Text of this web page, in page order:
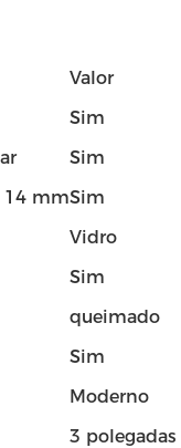
Valor
Sim
Sim
14 mmSim
Vidro
Sim
queimado
Sim
Moderno
3 polegadas